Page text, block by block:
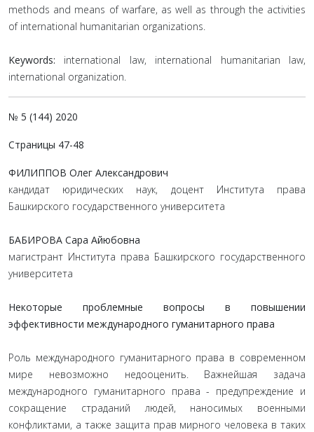
methods and means of warfare, as well as through the activities
of international humanitarian organizations.
Keywords: international law, international humanitarian law,
international organization.
№ 5 (144) 2020
Страницы 47-48
ФИЛИППОВ Олег Александрович
кандидат юридических наук, доцент Института права
Башкирского государственного университета
БАБИРОВА Сара Айюбовна
магистрант Института права Башкирского государственного
университета
Некоторые проблемные вопросы в повышении
эффективности международного гуманитарного права
Роль международного гуманитарного права в современном
мире невозможно недооценить. Важнейшая задача
международного гуманитарного права - предупреждение и
сокращение страданий людей, наносимых военными
конфликтами, а также защита прав мирного человека в таких